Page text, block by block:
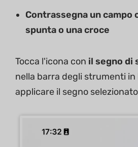
Contrassegna un campo
spunta o una croce
Tocca l'icona con il segno di
nella barra degli strumenti in
applicare il segno